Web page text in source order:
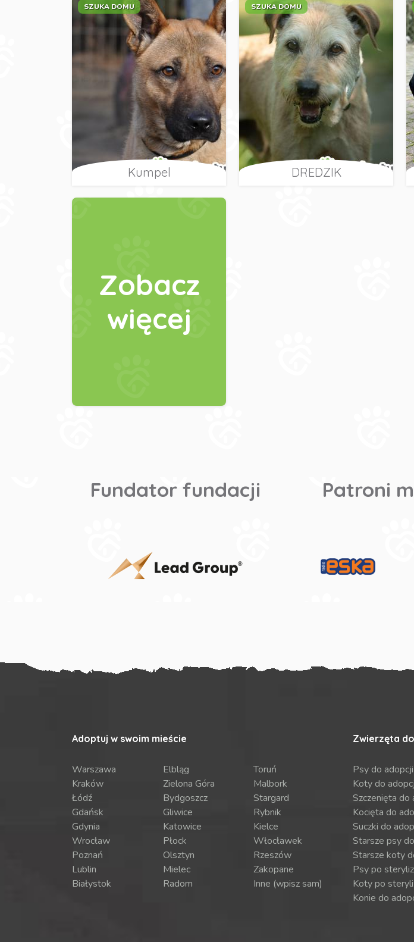
SZUKA DOMU
Kumpel
SZUKA DOMU
DREDZIK
Zobacz
więcej
Fundator fundacji Patroni
Adoptuj w swoim mieście
Warszawa
Kraków
Łódź
Gdańsk
Gdynia
Wrocław
Poznań
Lublin
Białystok
Elbląg
Zielona Góra
Bydgoszcz
Gliwice
Katowice
Płock
Olsztyn
Mielec
Radom
Toruń
Malbork
Stargard
Rybnik
Kielce
Włocławek
Rzeszów
Zakopane
Inne (wpisz sam)
Zwierzęta
Psy do adopcji
Koty do
Szczenięta do
Kocięta do
Suczki do
Starsze psy
Starsze koty
Psy po
Koty po
Konie do